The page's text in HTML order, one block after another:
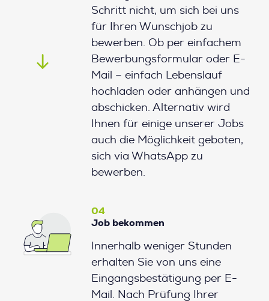
Schritt nicht, um sich bei uns
für Ihren Wunschjob zu
bewerben. Ob per einfachem
Bewerbungsformular oder E-
Mail – einfach Lebenslauf
hochladen oder anhängen und
abschicken. Alternativ wird
Ihnen für einige unserer Jobs
auch die Möglichkeit geboten,
sich via WhatsApp zu
bewerben.
04
Job bekommen
Innerhalb weniger Stunden
erhalten Sie von uns eine
Eingangsbestätigung per E-
Mail. Nach Prüfung Ihrer